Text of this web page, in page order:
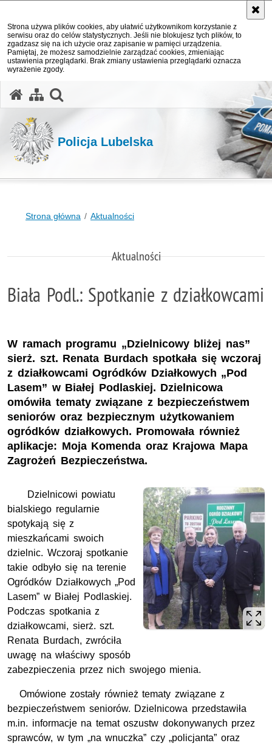
Strona używa plików cookies, aby ułatwić użytkownikom korzystanie z
serwisu oraz do celów statystycznych. Jeśli nie blokujesz tych plików, to
zgadzasz się na ich użycie oraz zapisanie w pamięci urządzenia.
Pamiętaj, że możesz samodzielnie zarządzać cookies, zmieniając
ustawienia przeglądarki. Brak zmiany ustawienia przeglądarki oznacza
wyrażenie zgody.
Policja Lubelska
Strona główna Aktualności
Aktualności
Biała Podl.: Spotkanie z działkowcami
W ramach programu „Dzielnicowy bliżej nas”
sierż. szt. Renata Burdach spotkała się wczoraj
z działkowcami Ogródków Działkowych „Pod
Lasem” w Białej Podlaskiej. Dzielnicowa
omówiła tematy związane z bezpieczeństwem
seniorów oraz bezpiecznym użytkowaniem
ogródków działkowych. Promowała również
aplikacje: Moja Komenda oraz Krajowa Mapa
Zagrożeń Bezpieczeństwa.
Dzielnicowi powiatu
bialskiego regularnie
spotykają się z
mieszkańcami swoich
dzielnic. Wczoraj spotkanie
takie odbyło się na terenie
Ogródków Działkowych „Pod
Lasem” w Białej Podlaskiej.
Podczas spotkania z
działkowcami, sierż. szt.
Renata Burdach, zwróciła
uwagę na właściwy sposób
zabezpieczenia przez nich swojego mienia.
Omówione zostały również tematy związane z
bezpieczeństwem seniorów. Dzielnicowa przedstawiła
m.in. informacje na temat oszustw dokonywanych przez
sprawców, w tym „na wnuczka” czy „policjanta” oraz